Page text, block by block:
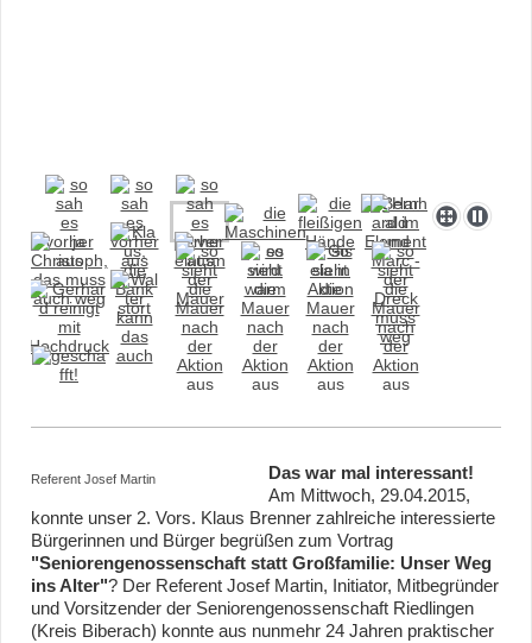
Referent Josef Martin
Das war mal interessant!
Am Mittwoch, 29.04.2015,
konnte unser 2. Vors. Klaus Brenner zahlreiche interessierte
Bürgerinnen und Bürger begrüßen zum Vortrag
"Seniorengenossenschaft statt Großfamilie: Unser Weg
ins Alter"? Der Referent Josef Martin, Initiator, Mitbegründer
und Vorsitzender der Seniorengenossenschaft Riedlingen
(Kreis Biberach) konnte aus nunmehr 24 Jahren praktischer